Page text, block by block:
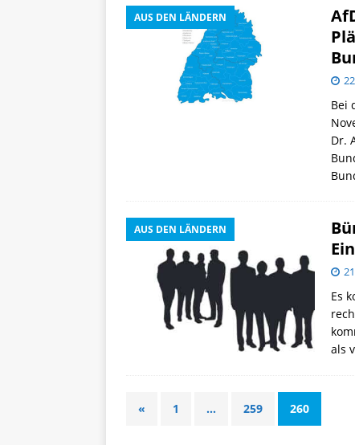
AUS DEN LÄNDERN
Bei
Dr.
AUS DEN LÄNDERN
Es
als
« 1 … 259 260